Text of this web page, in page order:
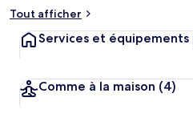
Tout afficher
Services et équipements
Comme à la maison (4)